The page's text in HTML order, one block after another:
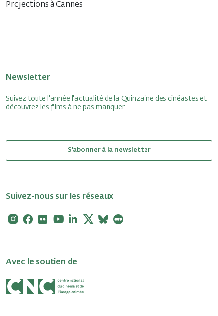
Projections à Cannes
Newsletter
Suivez toute l'année l'actualité de la Quinzaine des cinéastes et
découvrez les films à ne pas manquer.
S'abonner à la newsletter
Suivez-nous sur les réseaux
Instagram
Facebook
FlickrYoutubeLinkedin
X Bluesky
Avec le soutien de